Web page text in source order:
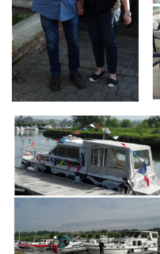
Branding
ARMCHAIR